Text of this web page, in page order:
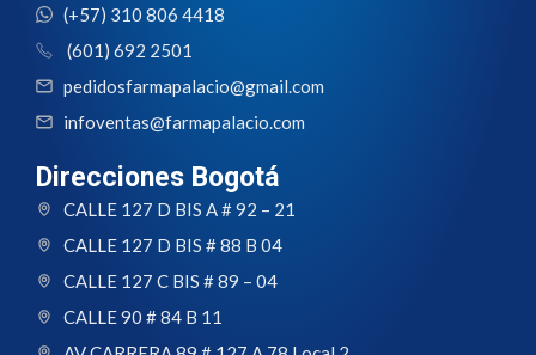
(+57) 310 806 4418
(601) 692 2501
pedidosfarmapalacio@gmail.com
infoventas@farmapalacio.com
Direcciones Bogotá
CALLE 127 D BIS A # 92 – 21
CALLE 127 D BIS # 88 B 04
CALLE 127 C BIS # 89 – 04
CALLE 90 # 84 B 11